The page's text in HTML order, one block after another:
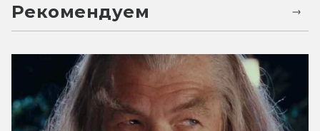
Рекомендуем